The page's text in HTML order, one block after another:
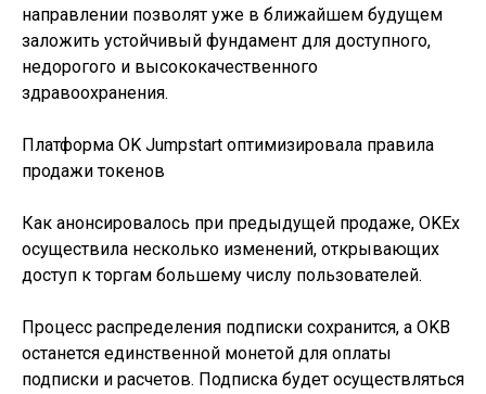
направлении позволят уже в ближайшем будущем
заложить устойчивый фундамент для доступного,
недорогого и высококачественного
здравоохранения.
Платформа OK Jumpstart оптимизировала правила
продажи токенов
Как анонсировалось при предыдущей продаже, OKEx
осуществила несколько изменений, открывающих
доступ к торгам большему числу пользователей.
Процесс распределения подписки сохранится, а OKB
останется единственной монетой для оплаты
подписки и расчетов. Подписка будет осуществляться